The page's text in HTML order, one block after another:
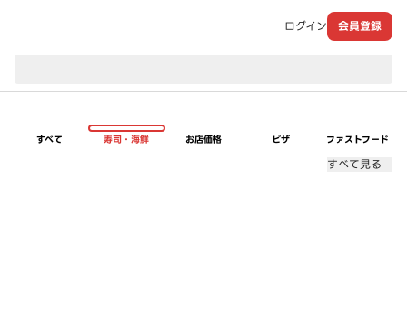
ログイン 会員登録
すべて 寿司・海鮮 お店価格 ピザ ファストフード
すべて見る